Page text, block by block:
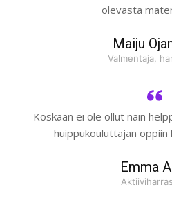
olevasta
Maiju
Valmentaja,
Koskaan ei ole ollut näin
huippukouluttajan oppiin
Emma